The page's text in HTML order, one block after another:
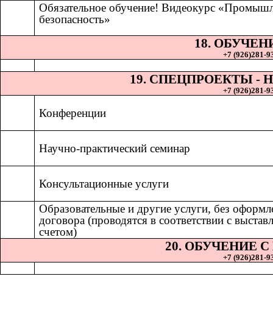
Обязательное обучение! Видеокурс
безопасность»
18.
+7 (926)281-
19. СПЕЦПРОЕКТЫ
+7 (926)281-
Конференции
Научно-практический семинар
Консультационные услуги
Образовательные и другие услуги, без
договора (проводятся в соответствии с
счетом)
20. ОБУЧЕНИЕ
+7 (926)281-